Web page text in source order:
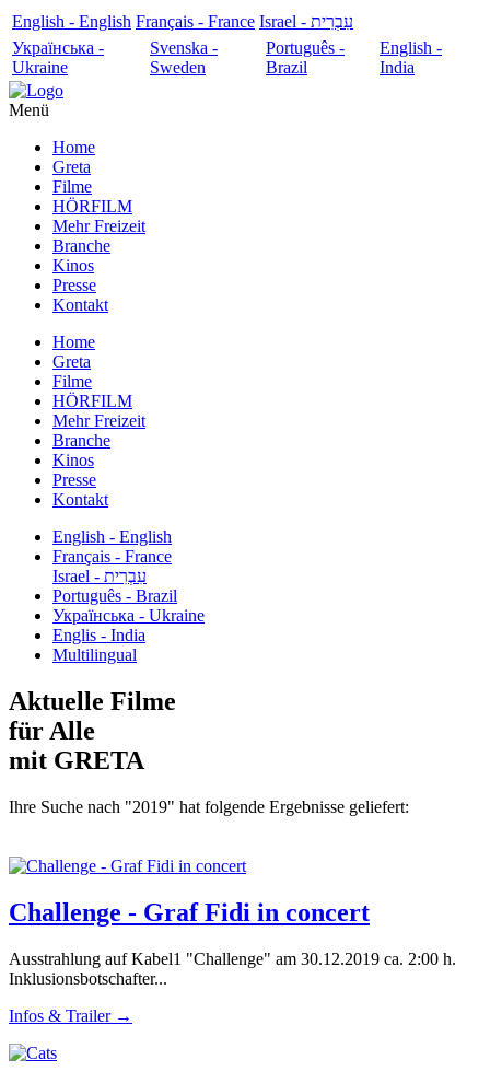
English - English Français - France
עִבְרִית - Israel
Українська -
Ukraine
Svenska -
Sweden
Português -
Brazil
English -
India
Menü
Home
Greta
Filme
HÖRFILM
Mehr Freizeit
Branche
Kinos
Presse
Kontakt
Home
Greta
Filme
HÖRFILM
Mehr Freizeit
Branche
Kinos
Presse
Kontakt
English - English
Français - France
עִבְרִית - Israel
Português - Brazil
Українська - Ukraine
Englis - India
Multilingual
Aktuelle Filme
für Alle
mit GRETA
Ihre Suche nach "2019" hat folgende Ergebnisse geliefert:
Challenge - Graf Fidi in concert
Ausstrahlung auf Kabel1 "Challenge" am 30.12.2019 ca. 2:00 h.
Inklusionsbotschafter...
Infos & Trailer →